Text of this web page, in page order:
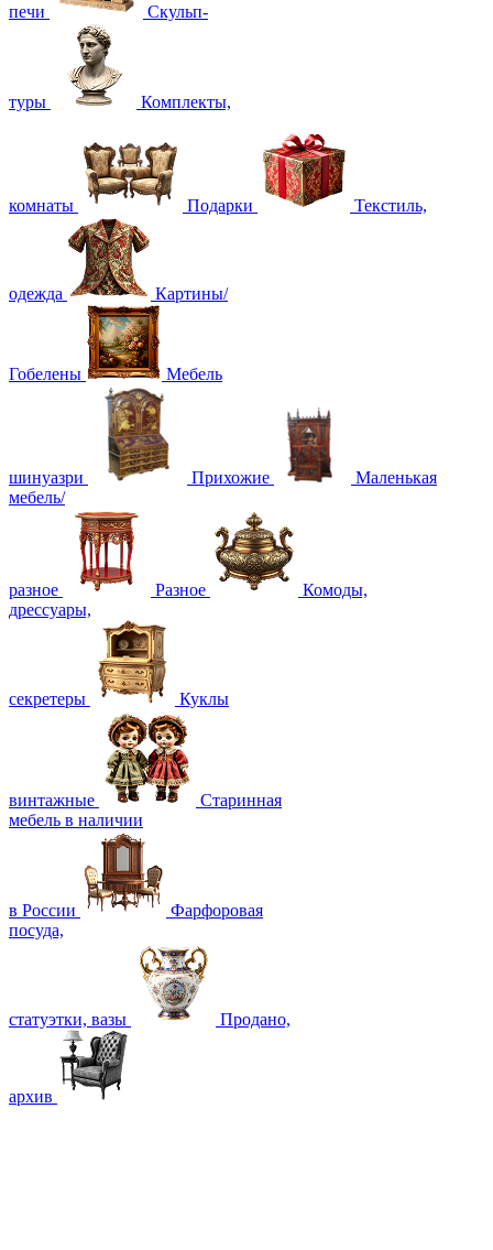
печи Скульп-
туры Комплекты,
комнаты Подарки Текстиль,
одежда Картины/
Гобелены Мебель
шинуазри Прихожие
Маленькая
мебель/
разное Разное
Комоды,
дрессуары,
секретеры Куклы
винтажные
Старинная
мебель в наличии
в России
Фарфоровая
посуда,
статуэтки, вазы Продано,
архив